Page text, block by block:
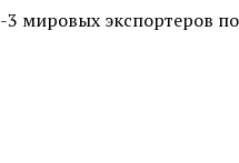
3 мировых экспортеров